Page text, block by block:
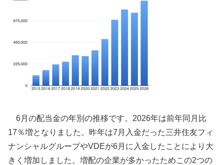
6月の配当金の年別の推移です。2026年は前年同月比
17％増となりました。昨年は7月入金だった三井住友フィ
ナンシャルグループやVDEが6月に入金したことにより大
きく増加しました。増配の企業が多かったためこの2つの